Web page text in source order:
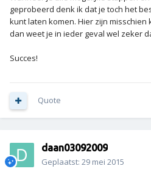
geprobeerd denk ik dat je toch het
kunt laten komen. Hier zijn
dan weet je in ieder geval wel zeker
Succes!
Quote
daan03092009
Geplaatst: 29 mei 2015